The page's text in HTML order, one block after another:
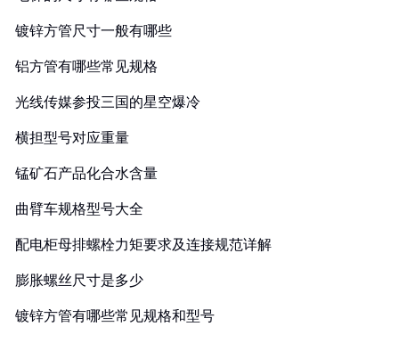
镀锌方管尺寸一般有哪些
铝方管有哪些常见规格
光线传媒参投三国的星空爆冷
横担型号对应重量
锰矿石产品化合水含量
曲臂车规格型号大全
配电柜母排螺栓力矩要求及连接规范详解
膨胀螺丝尺寸是多少
镀锌方管有哪些常见规格和型号